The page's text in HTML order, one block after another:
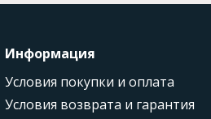
Информация
Условия покупки и оплата
Условия возврата и гарантия